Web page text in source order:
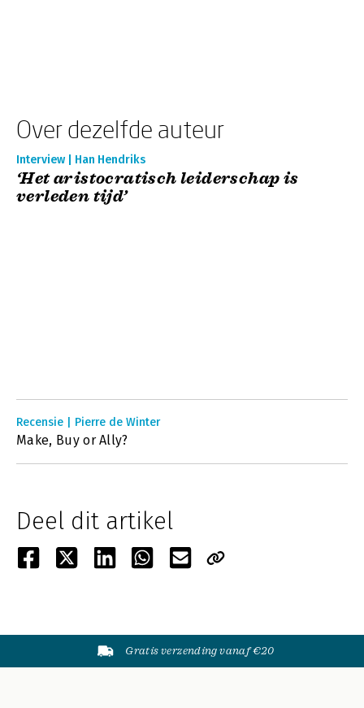
Over dezelfde auteur
Interview | Han Hendriks
‘Het aristocratisch leiderschap is
verleden tijd’
Recensie | Pierre de Winter
Make, Buy or Ally?
Deel dit artikel
Gratis verzending vanaf €20